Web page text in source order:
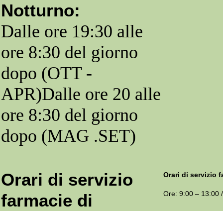
Notturno:
Dalle ore 19:30 alle
ore 8:30 del giorno
dopo (OTT -
APR)Dalle ore 20 alle
ore 8:30 del giorno
dopo (MAG .SET)
Orari di servizio
farmacie di
Orari di servizio
Ore: 9:00 – 13:00